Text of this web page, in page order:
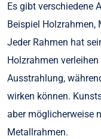
Es gibt verschiedene
Beispiel
Jeder Rahmen hat
Holzrahmen
Ausstrahlung,
wirken können.
aber möglicherweise
Metallrahmen.